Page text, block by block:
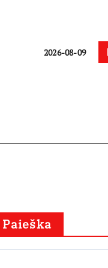
2026-08-09
Paieška